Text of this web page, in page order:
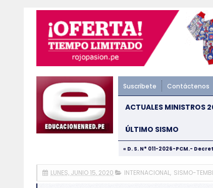
Suscríbete Contáctenos
ACTUALES MINISTROS
ÚLTIMO SISMO
« D. S. N° 011-2026-PCM.-
LUNES, JUNIO 15, 2020 INTERNACIONAL, SISMO-